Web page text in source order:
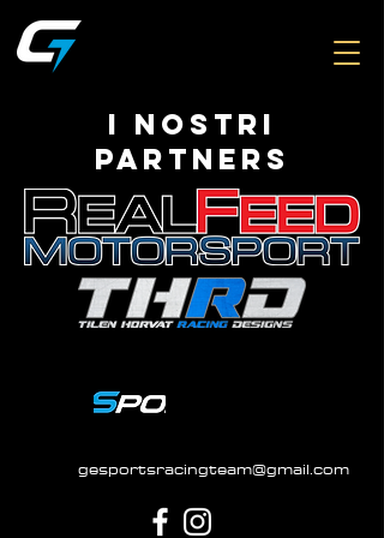
i nostri
partners
gesportsracingteam@gmail.com